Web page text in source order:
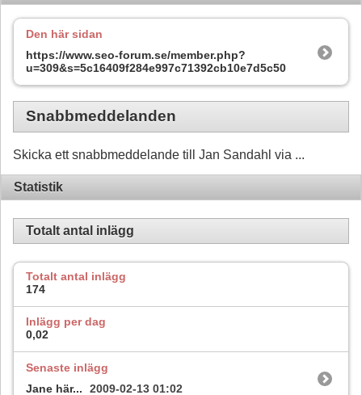
Den här sidan
https://www.seo-forum.se/member.php?
u=309&s=5c16409f284e997c71392cb10e7d5c50
Snabbmeddelanden
Skicka ett snabbmeddelande till Jan Sandahl via ...
Statistik
Totalt antal inlägg
Totalt antal inlägg
174
Inlägg per dag
0,02
Senaste inlägg
Jane här...
2009-02-13 01:02